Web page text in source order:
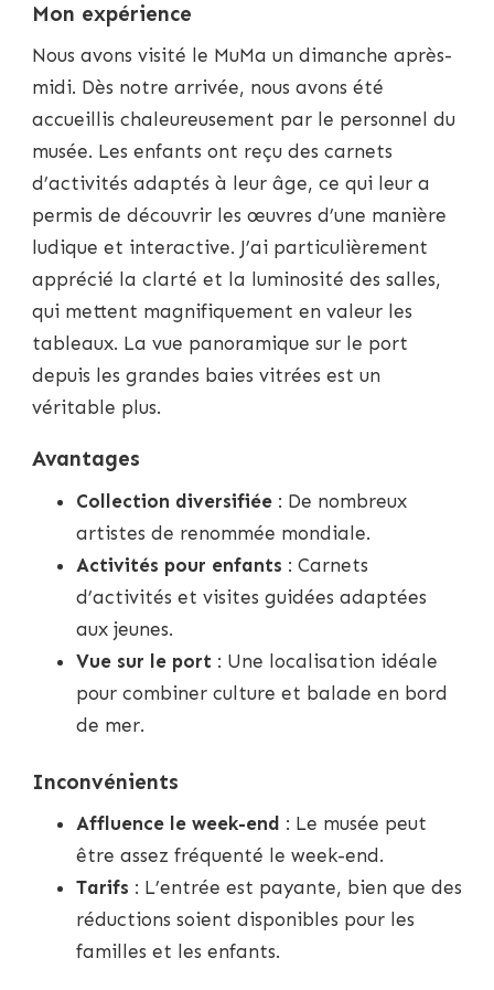
Mon expérience
Nous avons visité le MuMa un dimanche après-
midi. Dès notre arrivée, nous avons été
accueillis chaleureusement par le personnel du
musée. Les enfants ont reçu des carnets
d’activités adaptés à leur âge, ce qui leur a
permis de découvrir les œuvres d’une manière
ludique et interactive. J’ai particulièrement
apprécié la clarté et la luminosité des salles,
qui mettent magnifiquement en valeur les
tableaux. La vue panoramique sur le port
depuis les grandes baies vitrées est un
véritable plus.
Avantages
Collection diversifiée : De nombreux
artistes de renommée mondiale.
Activités pour enfants : Carnets
d’activités et visites guidées adaptées
aux jeunes.
Vue sur le port : Une localisation idéale
pour combiner culture et balade en bord
de mer.
Inconvénients
Affluence le week-end : Le musée peut
être assez fréquenté le week-end.
Tarifs : L’entrée est payante, bien que des
réductions soient disponibles pour les
familles et les enfants.